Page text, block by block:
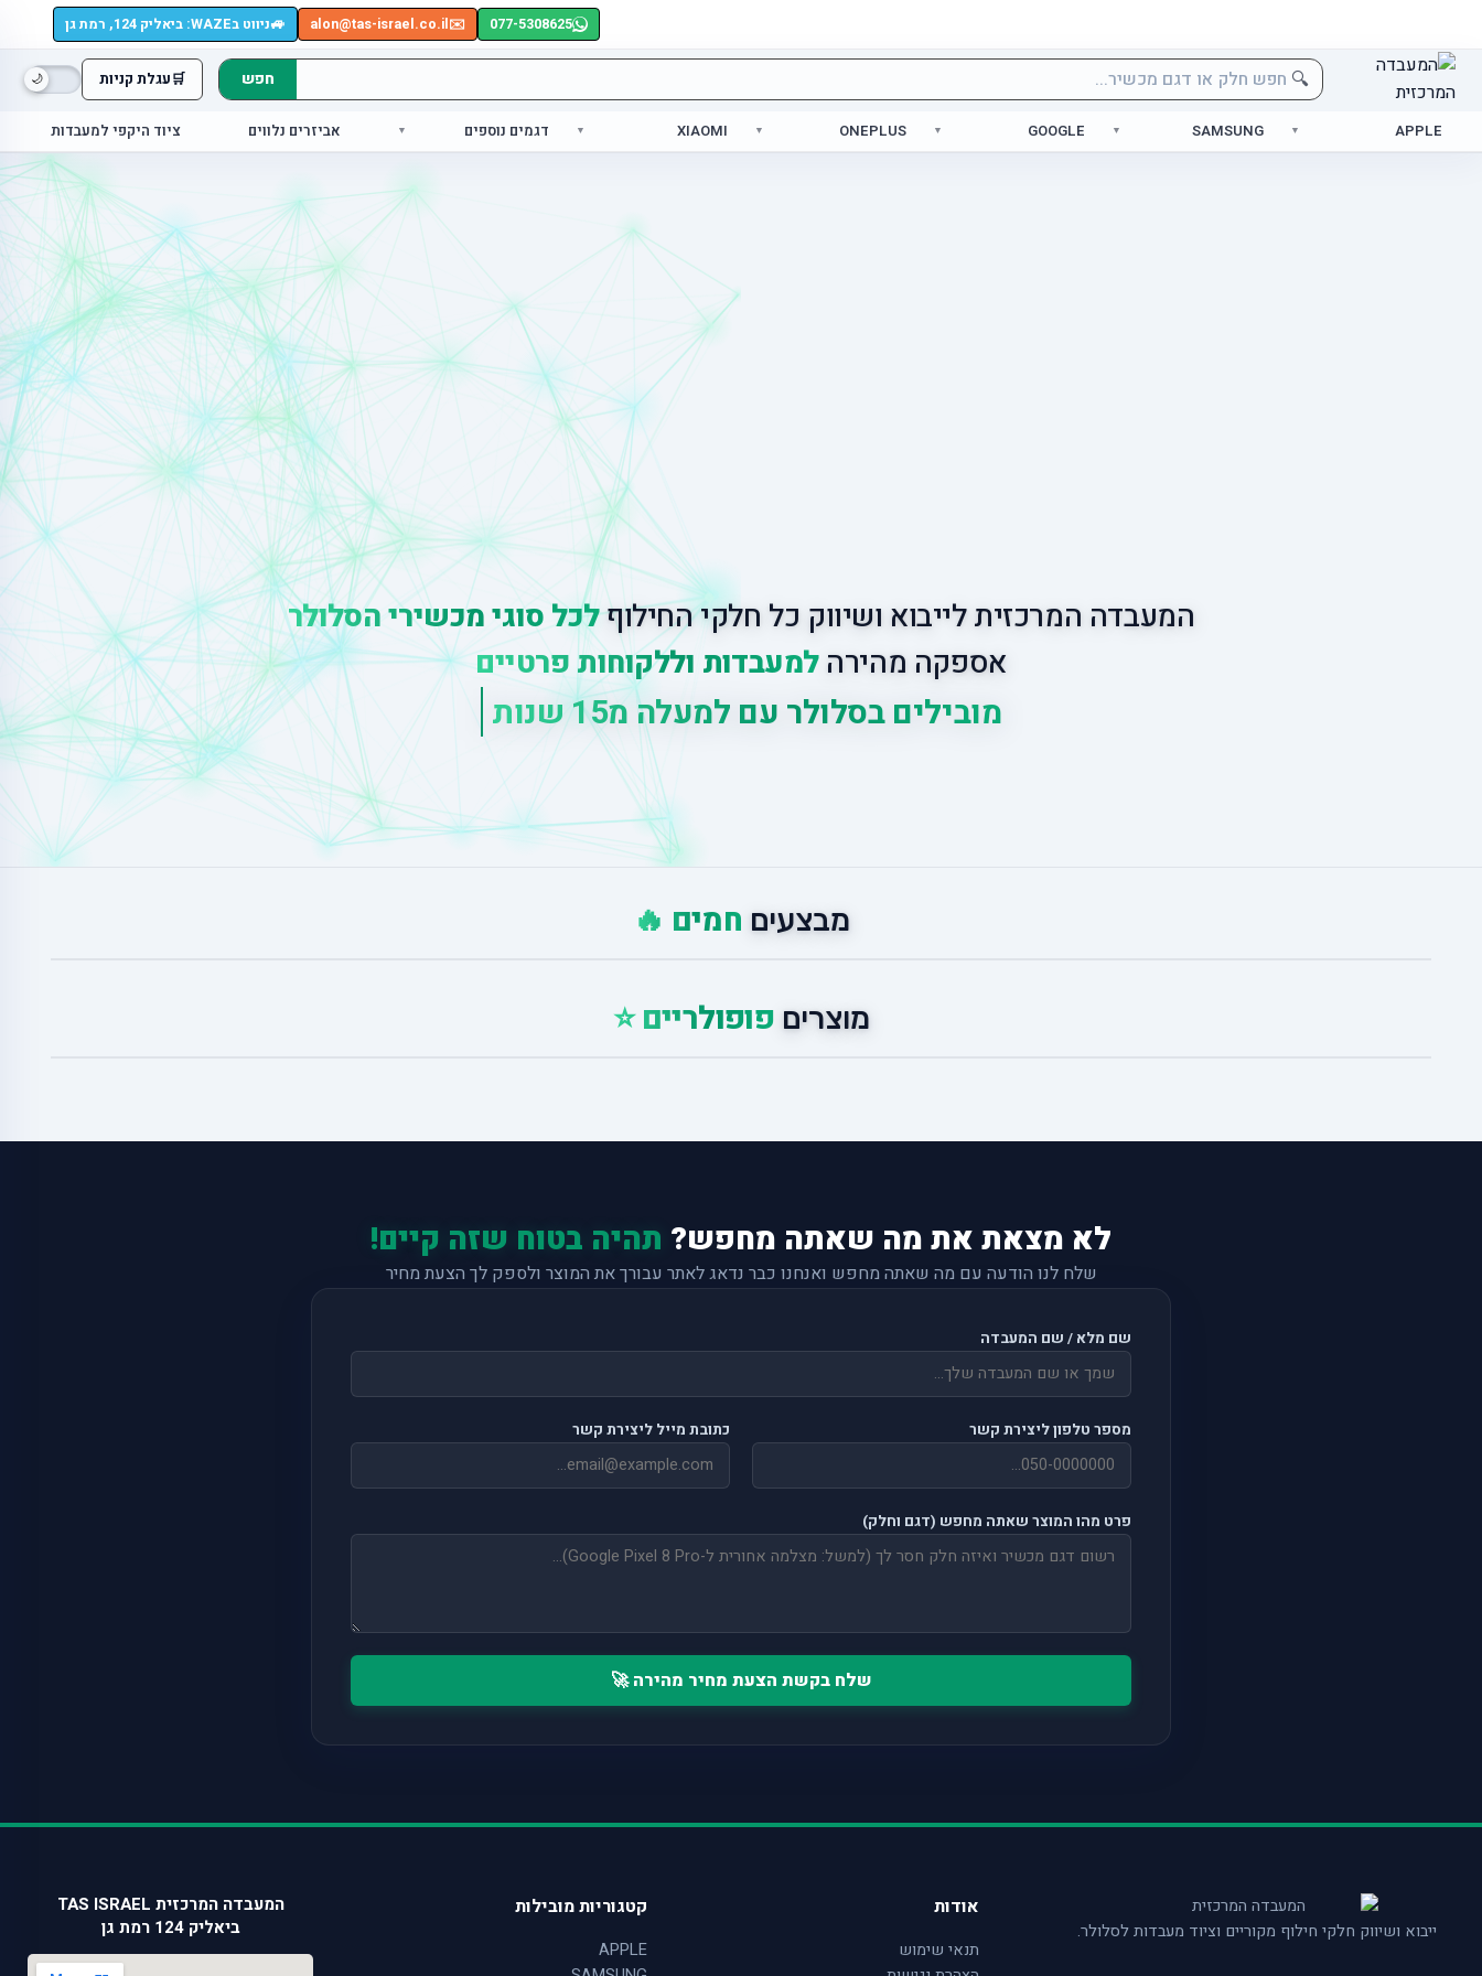
077-5308625
✉️
alon@tas-israel.co.il
🚙ניווט בWAZE: ביאליק 124, רמת גן
🛒עגלת קניות 🔍 חפש
APPLE
SAMSUNG
GOOGLE
ONEPLUS
XIAOMI דגמים נוספים אביזרים נלווים ציוד היקפי למעבדות
המעבדה המרכזית לייבוא ושיווק כל חלקי החילוףלכל סוגי מכשירי הסלולר
אספקה מהירהלמעבדות וללקוחות פרטיים
וביליםבסלולרע םל מעלהמ 15 שנותני
מבצעים חמים 🔥
מוצרים פופולריים ⭐
לא מצאת את מה שאתה מחפש? תהיה בטוח שזה קיים!
שלח לנו הודעה עם מה שאתה מחפש ואנחנו כבר נדאג לאתר עבורך את המוצר ולספק לך הצעת מחיר
שם מלא / שם המעבדה
מספר טלפון ליצירת קשר כתובת מייל ליצירת קשר
פרט מהו המוצר שאתה מחפש (דגם וחלק)
שלח בקשת הצעת מחיר מהירה 🚀
ייבוא ושיווק חלקי חילוף מקוריים וציוד מעבדות לסלולר.
אודות
תנאי שימוש
קטגוריות מובילות
APPLE
המעבדה המרכזית TAS ISRAEL
ביאליק 124 רמת גן